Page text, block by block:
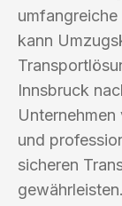
kann
Innsbruck
und
sicheren
gewährleisten.